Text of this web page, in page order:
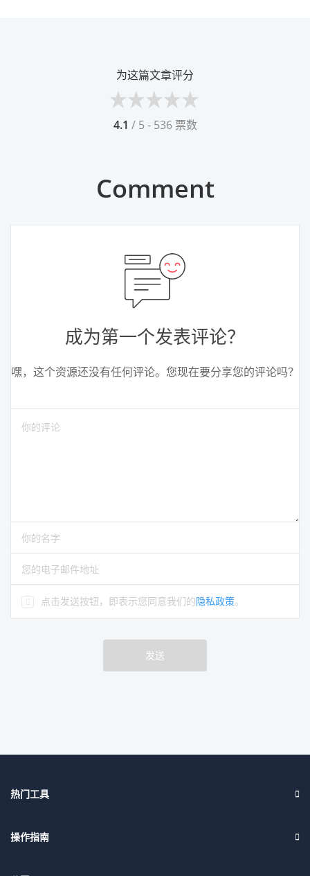
为这篇文章评分
4.1 / 5 - 536 票数
Comment
成为第一个发表评论？
嘿，这个资源还没有任何评论。您现在要分享您的评论吗？
请输入评论
请输入你的名字
请输入正确的电子邮件地址
点击发送按钮，即表示您同意我们的隐私政策。
发送
热门工具
操作指南